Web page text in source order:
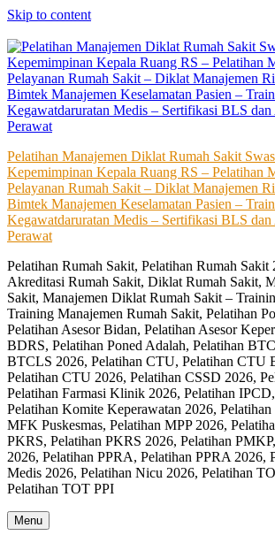
Skip to content
Pelatihan Manajemen Diklat Rumah Sakit
Kepemimpinan Kepala Ruang RS – Pelatihan
Pelayanan Rumah Sakit – Diklat Manajemen
Bimtek Manajemen Keselamatan Pasien –
Kegawatdaruratan Medis – Sertifikasi BLS
Perawat
Pelatihan Rumah Sakit, Pelatihan Rumah Sakit
Akreditasi Rumah Sakit, Diklat Rumah Sakit,
Sakit, Manajemen Diklat Rumah Sakit –
Training Manajemen Rumah Sakit, Pelatihan
Pelatihan Asesor Bidan, Pelatihan Asesor
BDRS, Pelatihan Poned Adalah, Pelatihan
BTCLS 2026, Pelatihan CTU, Pelatihan CTU
Pelatihan CTU 2026, Pelatihan CSSD 2026,
Pelatihan Farmasi Klinik 2026, Pelatihan
Pelatihan Komite Keperawatan 2026,
MFK Puskesmas, Pelatihan MPP 2026,
PKRS, Pelatihan PKRS 2026, Pelatihan
2026, Pelatihan PPRA, Pelatihan PPRA 2026,
Medis 2026, Pelatihan Nicu 2026, Pelatihan
Pelatihan TOT PPI
Menu